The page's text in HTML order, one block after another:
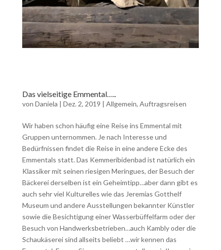
Das vielseitige Emmental…..
von Daniela Dez. 2, 2019 Allgemein, Auftragsreisen
Wir haben schon häufig eine Reise ins Emmental mit
Gruppen unternommen. Je nach Interesse und
Bedürfnissen findet die Reise in eine andere Ecke des
Emmentals statt. Das Kemmeribidenbad ist natürlich ein
Klassiker mit seinen riesigen Meringues, der Besuch der
Bäckerei derselben ist ein Geheimtipp…aber dann gibt es
auch sehr viel Kulturelles wie das Jeremias Gotthelf
Museum und andere Ausstellungen bekannter Künstler
sowie die Besichtigung einer Wasserbüffelfarm oder der
Besuch von Handwerksbetrieben…auch Kambly oder die
Schaukäserei sind allseits beliebt …wir kennen das